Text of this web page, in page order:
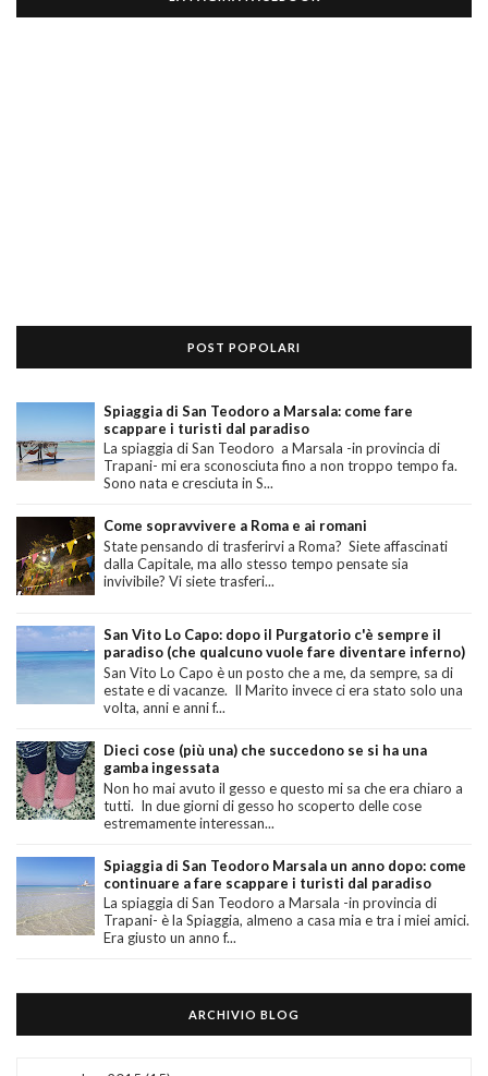
POST POPOLARI
Spiaggia di San Teodoro a Marsala: come fare
scappare i turisti dal paradiso
La spiaggia di San Teodoro a Marsala -in provincia di
Trapani- mi era sconosciuta fino a non troppo tempo fa.
Sono nata e cresciuta in S...
Come sopravvivere a Roma e ai romani
State pensando di trasferirvi a Roma? Siete affascinati
dalla Capitale, ma allo stesso tempo pensate sia
invivibile? Vi siete trasferi...
San Vito Lo Capo: dopo il Purgatorio c'è sempre il
paradiso (che qualcuno vuole fare diventare inferno)
San Vito Lo Capo è un posto che a me, da sempre, sa di
estate e di vacanze. Il Marito invece ci era stato solo una
volta, anni e anni f...
Dieci cose (più una) che succedono se si ha una
gamba ingessata
Non ho mai avuto il gesso e questo mi sa che era chiaro a
tutti. In due giorni di gesso ho scoperto delle cose
estremamente interessan...
Spiaggia di San Teodoro Marsala un anno dopo: come
continuare a fare scappare i turisti dal paradiso
La spiaggia di San Teodoro a Marsala -in provincia di
Trapani- è la Spiaggia, almeno a casa mia e tra i miei amici.
Era giusto un anno f...
ARCHIVIO BLOG